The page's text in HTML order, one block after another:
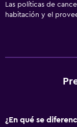
Baño adicional
Las políticas de
habitación y el
¿En qué se